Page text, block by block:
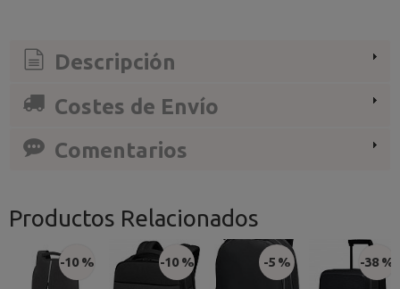
Descripción
Costes de Envío
Comentarios
Productos Relacionados
-10 % -10 % -5 % -38 %